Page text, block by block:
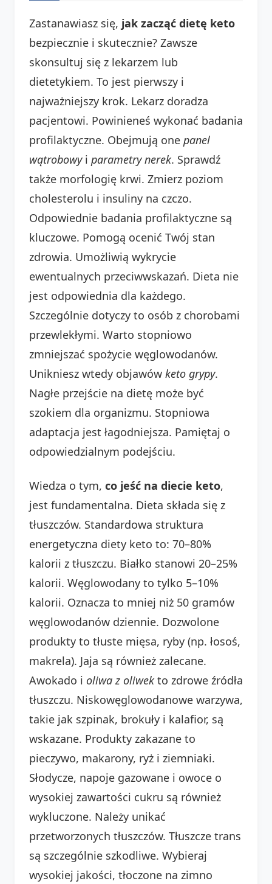
Zastanawiasz się, jak zacząć dietę keto
bezpiecznie i skutecznie? Zawsze
skonsultuj się z lekarzem lub
dietetykiem. To jest pierwszy i
najważniejszy krok. Lekarz doradza
pacjentowi. Powinieneś wykonać badania
profilaktyczne. Obejmują one panel
wątrobowyi parametry nerek. Sprawdź
także morfologię krwi. Zmierz poziom
cholesterolu i insuliny na czczo.
Odpowiednie badania profilaktyczne są
kluczowe. Pomogą ocenić Twój stan
zdrowia. Umożliwią wykrycie
ewentualnych przeciwwskazań. Dieta nie
jest odpowiednia dla każdego.
Szczególnie dotyczy to osób z chorobami
przewlekłymi. Warto stopniowo
zmniejszać spożycie węglowodanów.
Unikniesz wtedy objawów keto grypy.
Nagłe przejście na dietę może być
szokiem dla organizmu. Stopniowa
adaptacja jest łagodniejsza. Pamiętaj o
odpowiedzialnym podejściu.
Wiedza o tym, co jeść na diecie keto,
jest fundamentalna. Dieta składa się z
tłuszczów. Standardowa struktura
energetyczna diety keto to: 70–80%
kalorii z tłuszczu. Białko stanowi 20–25%
kalorii. Węglowodany to tylko 5–10%
kalorii. Oznacza to mniej niż 50 gramów
węglowodanów dziennie. Dozwolone
produkty to tłuste mięsa, ryby (np. łosoś,
makrela). Jaja są również zalecane.
Awokado i oliwa z oliwek to zdrowe źródła
tłuszczu. Niskowęglowodanowe warzywa,
takie jak szpinak, brokuły i kalafior, są
wskazane. Produkty zakazane to
pieczywo, makarony, ryż i ziemniaki.
Słodycze, napoje gazowane i owoce o
wysokiej zawartości cukru są również
wykluczone. Należy unikać
przetworzonych tłuszczów. Tłuszcze trans
są szczególnie szkodliwe. Wybieraj
wysokiej jakości, tłoczone na zimno